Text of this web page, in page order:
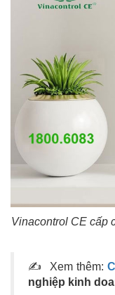
Vinacontrol CE cấp
✍ Xem thêm:
nghiệp kinh